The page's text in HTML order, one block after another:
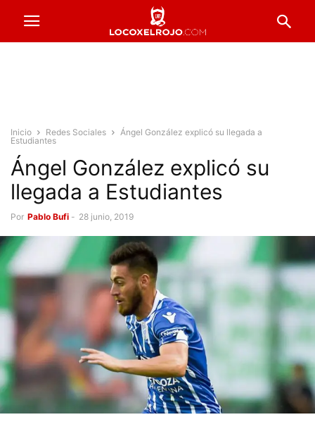
Inicio Redes Sociales
Ángel González explicó su llegada a
Estudiantes
Ángel González explicó su
llegada a Estudiantes
Por Pablo Bufi - 28 junio, 2019